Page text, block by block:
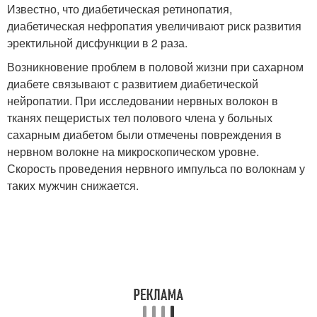
Известно, что диабетическая ретинопатия,
диабетическая нефропатия увеличивают риск развития
эректильной дисфункции в 2 раза.
Возникновение проблем в половой жизни при сахарном
диабете связывают с развитием диабетической
нейропатии. При исследовании нервных волокон в
тканях пещеристых тел полового члена у больных
сахарным диабетом были отмечены повреждения в
нервном волокне на микроскопическом уровне.
Скорость проведения нервного импульса по волокнам у
таких мужчин снижается.